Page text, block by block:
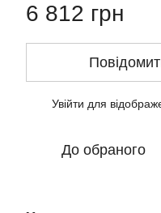
6 812 грн
Увійти для
До обраного